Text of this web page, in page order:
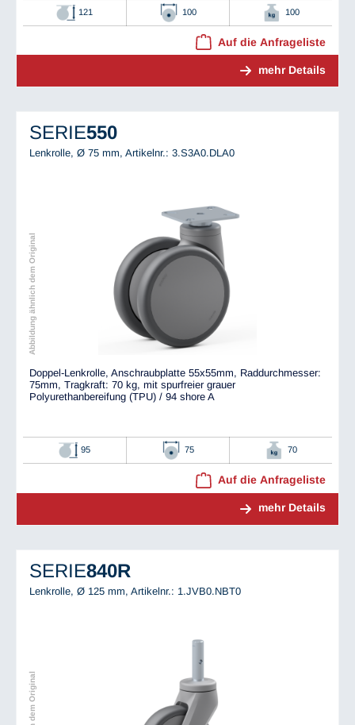
121 100 100
Auf die Anfrageliste
mehr Details
SERIE550
Lenkrolle, Ø 75 mm, Artikelnr.: 3.S3A0.DLA0
Abbildung ähnlich dem Original
Doppel-Lenkrolle, Anschraubplatte 55x55mm, Raddurchmesser:
75mm, Tragkraft: 70 kg, mit spurfreier grauer
Polyurethanbereifung (TPU) / 94 shore A
95 75 70
Auf die Anfrageliste
mehr Details
SERIE840R
Lenkrolle, Ø 125 mm, Artikelnr.: 1.JVB0.NBT0